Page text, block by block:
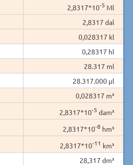
2,8317*10-5 Ml
2,8317 dal
0,028317 kl
0,28317 hl
28.317 ml
28.317.000 µl
0,028317 m³
2,8317*10-5 dam³
2,8317*10-8 hm³
2,8317*10-11 km³
28,317 dm³